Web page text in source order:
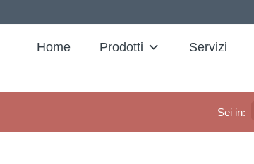
Home Prodotti Servizi
Sei in: